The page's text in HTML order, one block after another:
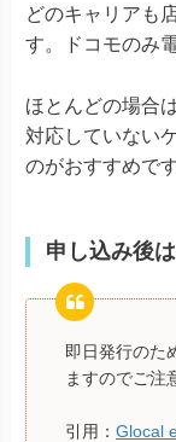
どのキャリアも
す。ドコモのみ
ほとんどの場合
対応していない
のがおすすめです
申し込み後
即日発行のた
ますのでご注
引用： Glocal